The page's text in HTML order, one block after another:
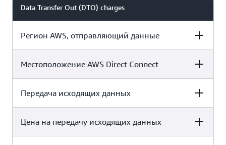
Data Transfer Out (DTO) charges
Регион AWS, отправляющий данные
Восток США (Огайо)
Местоположение AWS Direct Connect
Колумбус, Огайо
Передача исходящих данных
1,024 ГБ в месяц
Цена на передачу исходящих данных